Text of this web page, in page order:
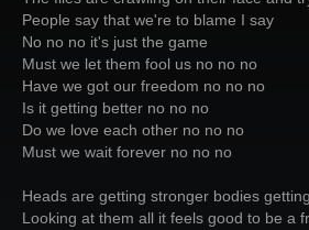
Galeria
Forum
Więcej
Login
People say that we're to blame I say
No no no it's just the game
Must we let them fool us no no no
Have we got our freedom no no no
Is it getting better no no no
Do we love each other no no no
Must we wait forever no no no
Heads are getting stronger bodies
Looking at them all it feels good to be a